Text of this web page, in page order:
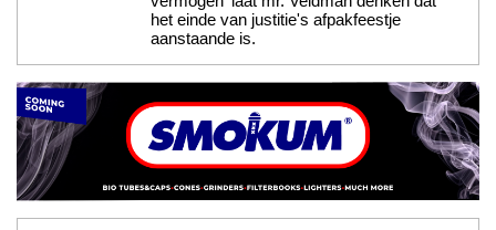
het einde van justitie's afpakfeestje
aanstaande is.